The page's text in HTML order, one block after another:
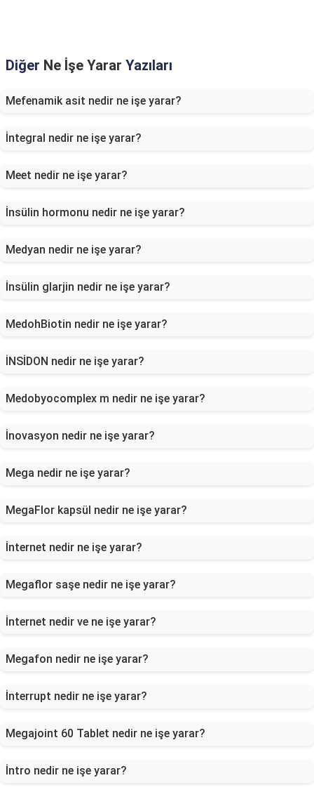
Diğer Ne İşe Yarar Yazıları
Mefenamik asit nedir ne işe yarar?
İntegral nedir ne işe yarar?
Meet nedir ne işe yarar?
İnsülin hormonu nedir ne işe yarar?
Medyan nedir ne işe yarar?
İnsülin glarjin nedir ne işe yarar?
MedohBiotin nedir ne işe yarar?
İNSİDON nedir ne işe yarar?
Medobyocomplex m nedir ne işe yarar?
İnovasyon nedir ne işe yarar?
Mega nedir ne işe yarar?
MegaFlor kapsül nedir ne işe yarar?
İnternet nedir ne işe yarar?
Megaflor saşe nedir ne işe yarar?
İnternet nedir ve ne işe yarar?
Megafon nedir ne işe yarar?
İnterrupt nedir ne işe yarar?
Megajoint 60 Tablet nedir ne işe yarar?
İntro nedir ne işe yarar?